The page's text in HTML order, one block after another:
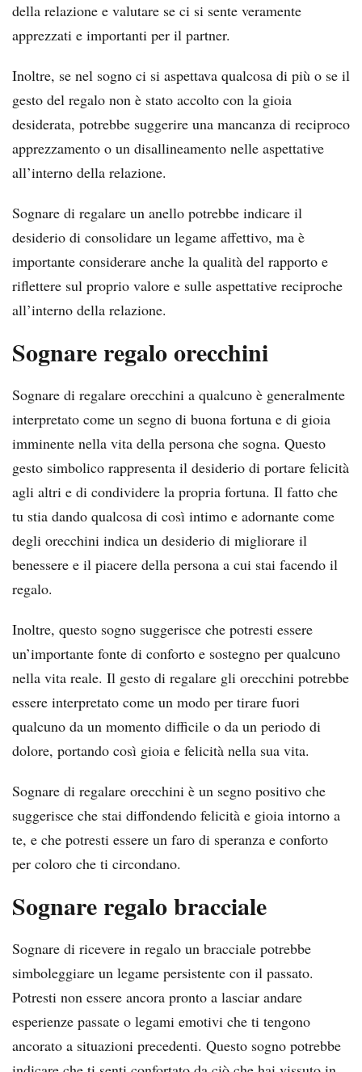
della relazione e valutare se ci si sente veramente
apprezzati e importanti per il partner.
Inoltre, se nel sogno ci si aspettava qualcosa di più o se il
gesto del regalo non è stato accolto con la gioia
desiderata, potrebbe suggerire una mancanza di reciproco
apprezzamento o un disallineamento nelle aspettative
all’interno della relazione.
Sognare di regalare un anello potrebbe indicare il
desiderio di consolidare un legame affettivo, ma è
importante considerare anche la qualità del rapporto e
riflettere sul proprio valore e sulle aspettative reciproche
all’interno della relazione.
Sognare regalo orecchini
Sognare di regalare orecchini a qualcuno è generalmente
interpretato come un segno di buona fortuna e di gioia
imminente nella vita della persona che sogna. Questo
gesto simbolico rappresenta il desiderio di portare felicità
agli altri e di condividere la propria fortuna. Il fatto che
tu stia dando qualcosa di così intimo e adornante come
degli orecchini indica un desiderio di migliorare il
benessere e il piacere della persona a cui stai facendo il
regalo.
Inoltre, questo sogno suggerisce che potresti essere
un’importante fonte di conforto e sostegno per qualcuno
nella vita reale. Il gesto di regalare gli orecchini potrebbe
essere interpretato come un modo per tirare fuori
qualcuno da un momento difficile o da un periodo di
dolore, portando così gioia e felicità nella sua vita.
Sognare di regalare orecchini è un segno positivo che
suggerisce che stai diffondendo felicità e gioia intorno a
te, e che potresti essere un faro di speranza e conforto
per coloro che ti circondano.
Sognare regalo bracciale
Sognare di ricevere in regalo un bracciale potrebbe
simboleggiare un legame persistente con il passato.
Potresti non essere ancora pronto a lasciar andare
esperienze passate o legami emotivi che ti tengono
ancorato a situazioni precedenti. Questo sogno potrebbe